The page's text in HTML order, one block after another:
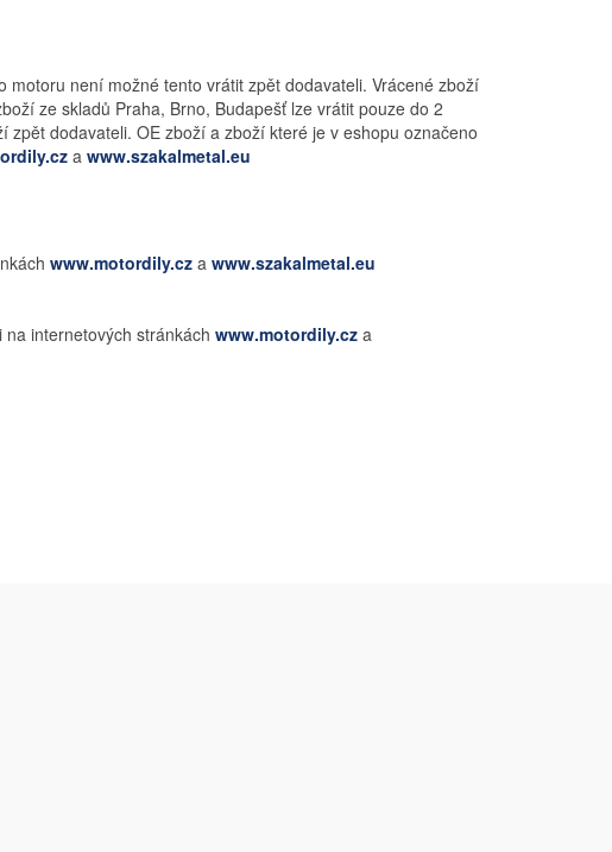
není možné tento vrátit zpět dodavateli. Vrácené zboží
ze skladů Praha, Brno, Budapešť lze vrátit pouze do 2
dodavateli. OE zboží a zboží které je v eshopu označeno
a www.szakalmetal.eu
www.motordily.cz a www.szakalmetal.eu
internetových stránkách www.motordily.cz a